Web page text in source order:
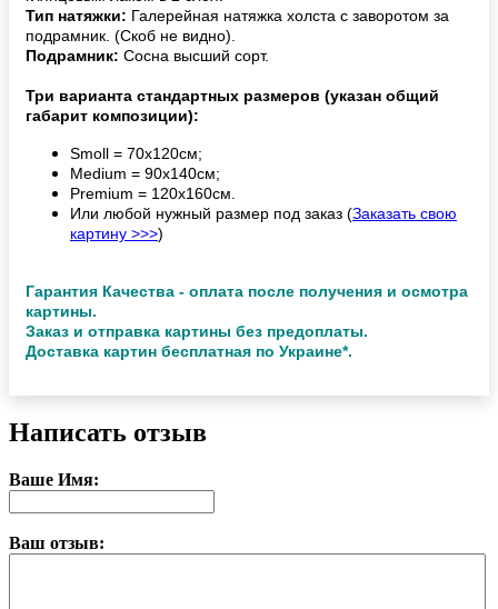
Тип натяжки: Галерейная натяжка холста с заворотом за
подрамник. (Скоб не видно).
Подрамник: Сосна высший сорт.
Три варианта стандартных размеров (указан общий
габарит композиции):
Smoll = 70х120см;
Medium = 90х140см;
Premium = 120х160см.
Или любой нужный размер под заказ (Заказать свою
картину >>>)
Гарантия Качества - оплата после получения и осмотра
картины.
Заказ и отправка картины без предоплаты.
Доставка картин бесплатная по Украине*.
Написать отзыв
Ваше Имя:
Ваш отзыв: